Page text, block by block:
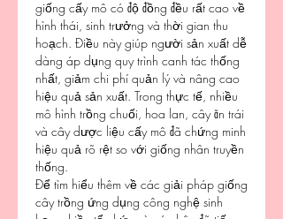
giống cấy mô có độ đồng đều rất cao về
hình thái, sinh trưởng và thời gian thu
hoạch. Điều này giúp người sản xuất dễ
dàng áp dụng quy trình canh tác thống
nhất, giảm chi phí quản lý và nâng cao
hiệu quả sản xuất. Trong thực tế, nhiều
mô hình trồng chuối, hoa lan, cây ăn trái
và cây dược liệu cấy mô đã chứng minh
hiệu quả rõ rệt so với giống nhân truyền
thống.
Để tìm hiểu thêm về các giải pháp giống
cây trồng ứng dụng công nghệ sinh